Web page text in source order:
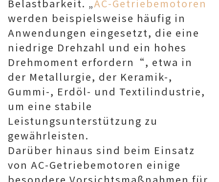
Belastbarkeit. „AC-Getriebemotoren
werden beispielsweise häufig in
Anwendungen eingesetzt, die eine
niedrige Drehzahl und ein hohes
Drehmoment erfordern“, etwa in
der Metallurgie, der Keramik-,
Gummi-, Erdöl- und Textilindustrie,
um eine stabile
Leistungsunterstützung zu
gewährleisten.
Darüber hinaus sind beim Einsatz
von AC-Getriebemotoren einige